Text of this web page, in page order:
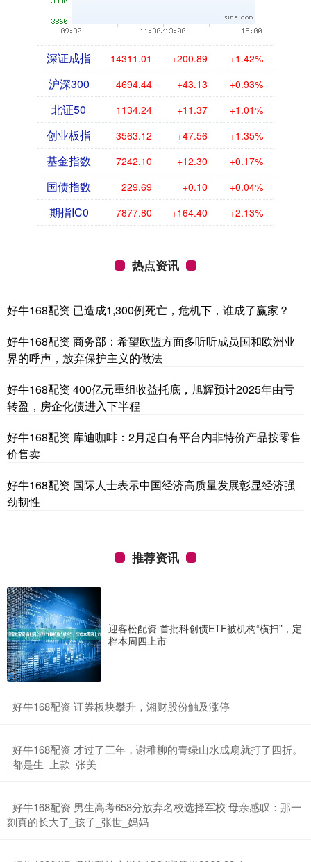
深证成指 14311.01 +200.89 +1.42%
沪深300 4694.44 +43.13 +0.93%
北证50 1134.24 +11.37 +1.01%
创业板指 3563.12 +47.56 +1.35%
基金指数 7242.10 +12.30 +0.17%
国债指数 229.69 +0.10 +0.04%
期指IC0 7877.80 +164.40 +2.13%
热点资讯
好牛168配资 已造成1,300例死亡，危机下，谁成了赢家？
好牛168配资 商务部：希望欧盟方面多听听成员国和欧洲业
界的呼声，放弃保护主义的做法
好牛168配资 400亿元重组收益托底，旭辉预计2025年由亏
转盈，房企化债进入下半程
好牛168配资 库迪咖啡：2月起自有平台内非特价产品按零售
价售卖
好牛168配资 国际人士表示中国经济高质量发展彰显经济强
劲韧性
推荐资讯
迎客松配资 首批科创债ETF被机构“横扫”，定
档本周四上市
​好牛168配资 证券板块攀升，湘财股份触及涨停
​好牛168配资 才过了三年，谢稚柳的青绿山水成扇就打了四折。
_都是生_上款_张美
​好牛168配资 男生高考658分放弃名校选择军校 母亲感叹：那一
刻真的长大了_孩子_张世_妈妈